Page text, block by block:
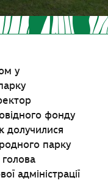
у
фонду
долучилися
парку
адміністрації